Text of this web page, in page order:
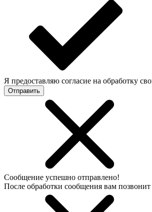
Я предоставляю согласие на обработку
Отправить
Сообщение успешно отправлено!
После обработки сообщения вам